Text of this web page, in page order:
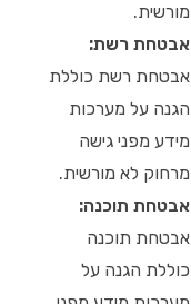
מורשית.
אבטחת רשת:
אבטחת רשת כוללת
הגנה על מערכות
מידע מפני גישה
מרחוק לא מורשית.
אבטחת תוכנה:
אבטחת תוכנה
כוללת הגנה על